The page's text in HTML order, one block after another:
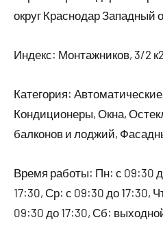
округ Краснодар Западный
Индекс: Монтажников, 3/2 к2
Категория:
Кондиционеры, Окна,
балконов и лоджий,
Время работы: Пн: с 09:30
17:30, Ср: с 09:30 до 17:30,
09:30 до 17:30, Сб: